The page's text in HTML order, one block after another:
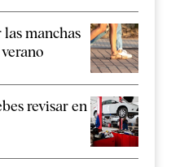
manchas
revisar en